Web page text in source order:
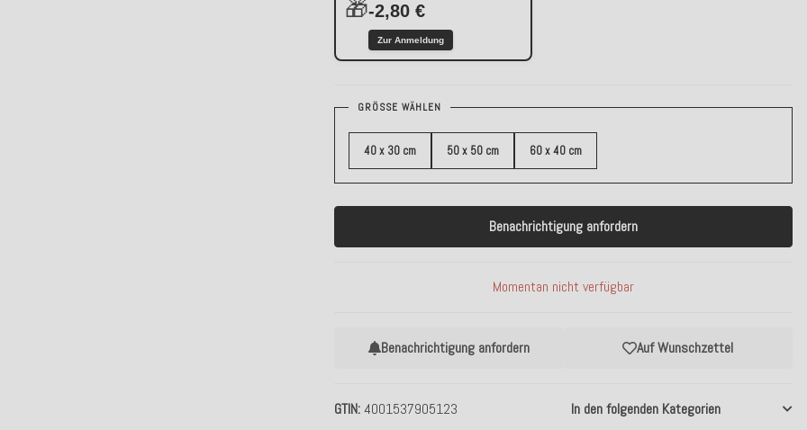
GTIN 4001537905123 In den folgenden Kategorien
🎁-2,80 €
Zur Anmeldung
Benachrichtigung anfordern Auf Wunschzettel
GRÖSSE WÄHLEN
40 x 30 cm 50 x 50 cm 60 x 40 cm
Benachrichtigung anfordern
Momentan nicht verfügbar